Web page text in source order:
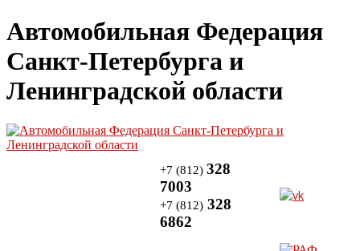
Автомобильная Федерация
Санкт-Петербурга и
Ленинградской области
+7 (812) 328
7003
+7 (812) 328
6862